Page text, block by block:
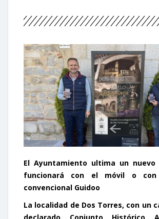
El Ayuntamiento ultima un nuevo
funcionará con el móvil o
convencional Guidoo
La localidad de Dos Torres, con un